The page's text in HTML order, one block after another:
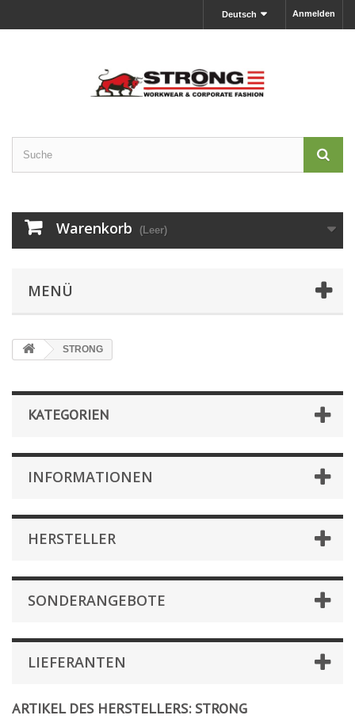
Anmelden
Deutsch
Warenkorb (Leer)
MENÜ
STRONG
KATEGORIEN
INFORMATIONEN
HERSTELLER
SONDERANGEBOTE
LIEFERANTEN
ARTIKEL DES HERSTELLERS: STRONG